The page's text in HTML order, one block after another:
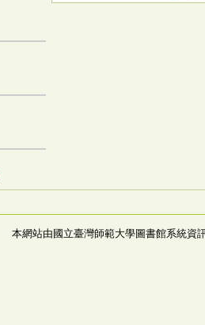
本網站由國立臺灣師範大學圖書館系統資